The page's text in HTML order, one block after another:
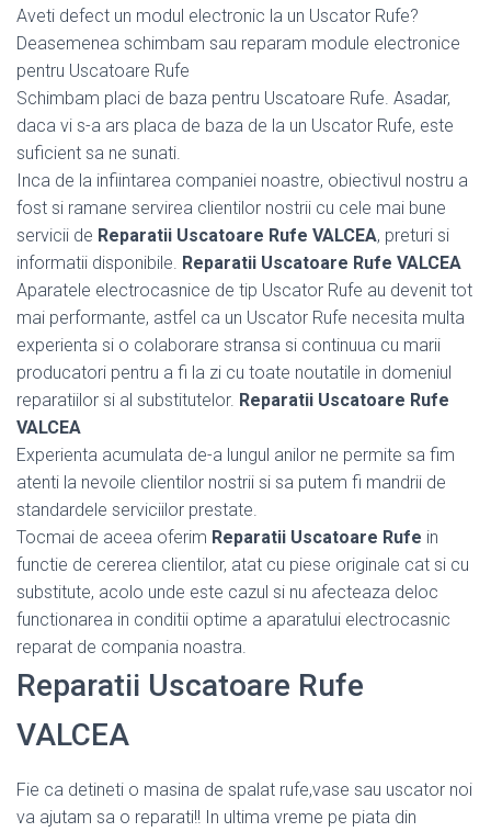
Aveti defect un modul electronic la un Uscator Rufe?
Deasemenea schimbam sau reparam module electronice
pentru Uscatoare Rufe
Schimbam placi de baza pentru Uscatoare Rufe. Asadar,
daca vi s-a ars placa de baza de la un Uscator Rufe, este
suficient sa ne sunati.
Inca de la infiintarea companiei noastre, obiectivul nostru a
fost si ramane servirea clientilor nostrii cu cele mai bune
servicii de Reparatii Uscatoare Rufe VALCEA, preturi si
informatii disponibile. Reparatii Uscatoare Rufe VALCEA
Aparatele electrocasnice de tip Uscator Rufe au devenit tot
mai performante, astfel ca un Uscator Rufe necesita multa
experienta si o colaborare stransa si continuua cu marii
producatori pentru a fi la zi cu toate noutatile in domeniul
reparatiilor si al substitutelor. Reparatii Uscatoare Rufe
VALCEA
Experienta acumulata de-a lungul anilor ne permite sa fim
atenti la nevoile clientilor nostrii si sa putem fi mandrii de
standardele serviciilor prestate.
Tocmai de aceea oferim Reparatii Uscatoare Rufe in
functie de cererea clientilor, atat cu piese originale cat si cu
substitute, acolo unde este cazul si nu afecteaza deloc
functionarea in conditii optime a aparatului electrocasnic
reparat de compania noastra.
Reparatii Uscatoare Rufe
VALCEA
Fie ca detineti o masina de spalat rufe,vase sau uscator noi
va ajutam sa o reparati!! In ultima vreme pe piata din